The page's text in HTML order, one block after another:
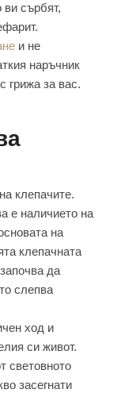
сърбят,
и не
наръчник
грижа за вас.
клепачите.
е наличието на
на
клепачната
да
слепва
ход и
си живот.
световното
засегнати